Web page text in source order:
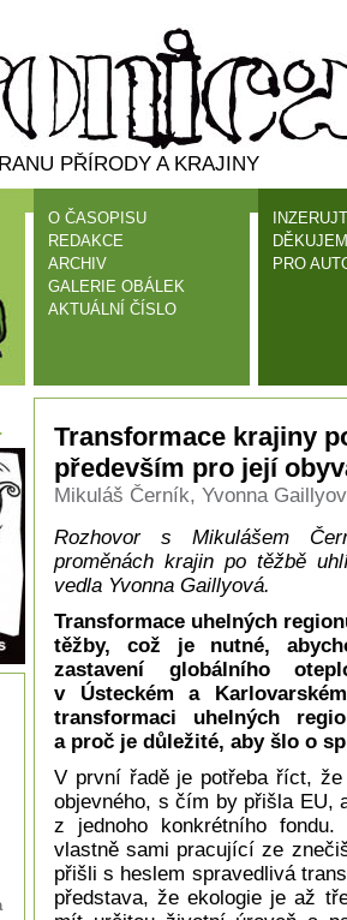
PŘÍRODY A KRAJINY
O ČASOPISU
REDAKCE
ARCHIV
GALERIE OBÁLEK
AKTUÁLNÍ ČÍSLO
PRO
Transformace krajiny
především pro její
Mikuláš Černík, Yvonna
Rozhovor s Mikulášem
proměnách krajin po těžbě
vedla Yvonna Gaillyová.
Transformace uhelných
těžby, což je nutné,
zastavení globálního
v Ústeckém a
transformaci uhelných
a proč je důležité, aby šlo o
V první řadě je potřeba říct,
objevného, s čím by přišla EU,
z jednoho konkrétního
vlastně sami pracující ze
přišli s heslem spravedlivá
představa, že ekologie je až